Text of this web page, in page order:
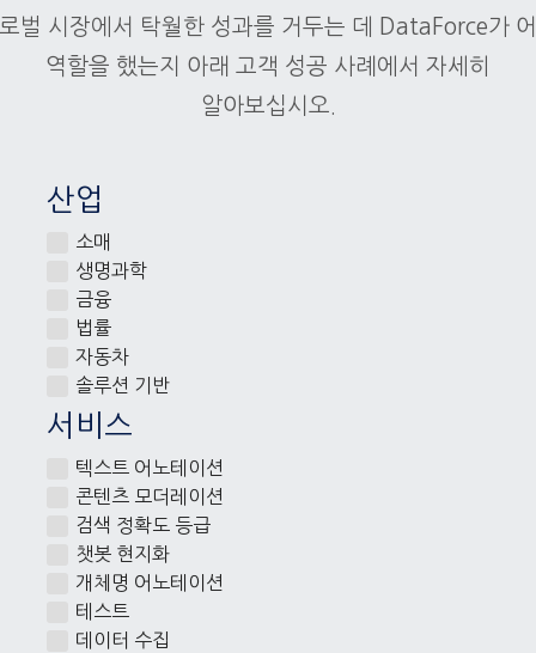
벌 시장에서 탁월한 성과를 거두는 데 DataForce가
역할을 했는지 아래 고객 성공 사례에서 자세히
알아보십시오.
산업
소매
생명과학
금융
법률
자동차
솔루션 기반
서비스
텍스트 어노테이션
콘텐츠 모더레이션
검색 정확도 등급
챗봇 현지화
개체명 어노테이션
테스트
데이터 수집